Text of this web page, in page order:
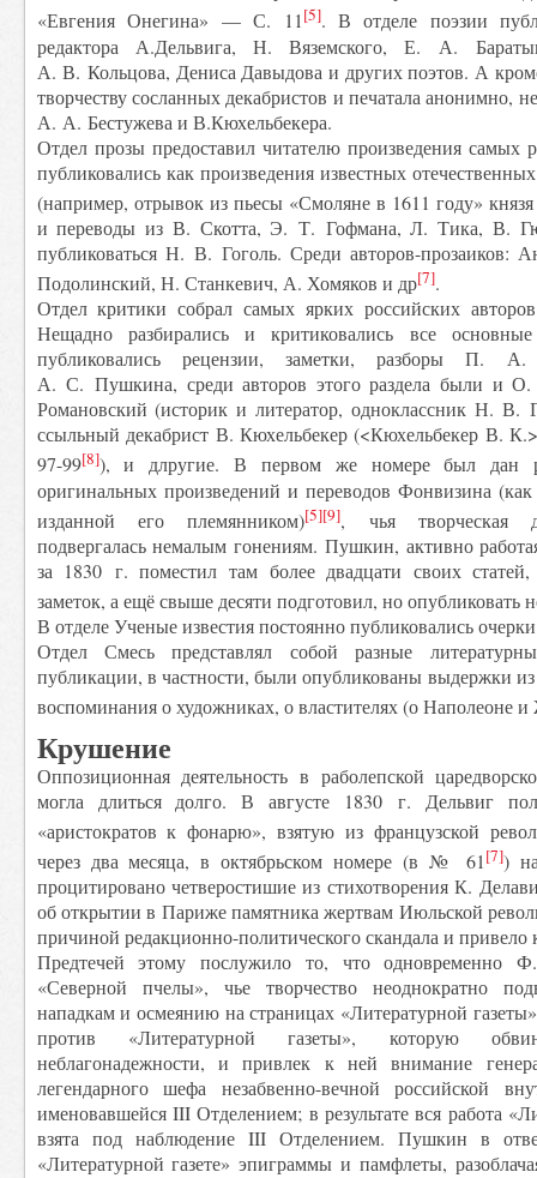
«Евгения Онегина» — С. 11[5]. В отделе поэзии
редактора А.Дельвига, Н. Вяземского, Е. А.
А. В. Кольцова, Дениса Давыдова и других поэтов. А кроме
творчеству сосланных декабристов и печатала анонимно,
А. А. Бестужева и В.Кюхельбекера.
Отдел прозы предоставил читателю произведения самых
публиковались как произведения известных
(например, отрывок из пьесы «Смоляне в 1611 году»
и переводы из В. Скотта, Э. Т. Гофмана, Л. Тика, В.
публиковаться Н. В. Гоголь. Среди авторов-прозаиков:
Подолинский, Н. Станкевич, А. Хомяков и др[7].
Отдел критики собрал самых ярких российских
Нещадно разбирались и критиковались все
публиковались рецензии, заметки, разборы П. А.
А. С. Пушкина, среди авторов этого раздела были
Романовский (историк и литератор, одноклассник Н. В.
ссыльный декабрист В. Кюхельбекер (<Кюхельбекер В.
97-99[8]), и длругие. В первом же номере был
оригинальных произведений и переводов Фонвизина
изданной его племянником)[5][9], чья творческая
подвергалась немалым гонениям. Пушкин, активно
за 1830 г. поместил там более двадцати своих
заметок, а ещё свыше десяти подготовил, но опубликовать
В отделе Ученые известия постоянно публиковались
Отдел Смесь представлял собой разные
публикации, в частности, были опубликованы выдержки
воспоминания о художниках, о властителях (о Наполеоне
Крушение
Оппозиционная деятельность в раболепской
могла длиться долго. В августе 1830 г. Дельвиг
«аристократов к фонарю», взятую из французской
через два месяца, в октябрьском номере (в № 61[7])
процитировано четверостишие из стихотворения К.
об открытии в Париже памятника жертвам Июльской
причиной редакционно-политического скандала и привело
Предтечей этому послужило то, что одновременно
«Северной пчелы», чье творчество неоднократно
нападкам и осмеянию на страницах «Литературной
против «Литературной газеты», которую
неблагонадежности, и привлек к ней внимание
легендарного шефа незабвенно-вечной российской
именовавшейся III Отделением; в результате вся работа
взята под наблюдение III Отделением. Пушкин в
«Литературной газете» эпиграммы и памфлеты,